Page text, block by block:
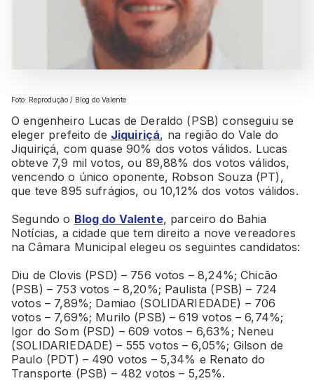
Foto: Reprodução / Blog do Valente
O engenheiro Lucas de Deraldo (PSB) conseguiu se
eleger prefeito de Jiquiriçá, na região do Vale do
Jiquiriçá, com quase 90% dos votos válidos. Lucas
obteve 7,9 mil votos, ou 89,88% dos votos válidos,
vencendo o único oponente, Robson Souza (PT),
que teve 895 sufrágios, ou 10,12% dos votos válidos.
Segundo o Blog do Valente, parceiro do Bahia
Notícias, a cidade que tem direito a nove vereadores
na Câmara Municipal elegeu os seguintes candidatos:
Diu de Clovis (PSD) – 756 votos – 8,24%; Chicão
(PSB) – 753 votos – 8,20%; Paulista (PSB) – 724
votos – 7,89%; Damiao (SOLIDARIEDADE) – 706
votos – 7,69%; Murilo (PSB) – 619 votos – 6,74%;
Igor do Som (PSD) – 609 votos – 6,63%; Neneu
(SOLIDARIEDADE) – 555 votos – 6,05%; Gilson de
Paulo (PDT) – 490 votos – 5,34% e Renato do
Transporte (PSB) – 482 votos – 5,25%.